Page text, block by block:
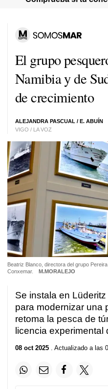
El grupo
Namibia y de
de crecimiento
ALEJANDRA PASCUAL / E. ABUÍN
VIGO / LA VOZ
Beatriz Blanco, directora del grupo
Conxemar.
M.MORALEJO
Se instala en
para modernizar una
retoma la pesca de
licencia experimental
08 oct 2025 . Actualizado a las